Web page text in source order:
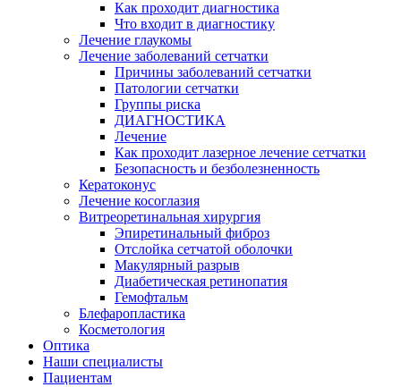
Как проходит диагностика
Что входит в диагностику
Лечение глаукомы
Лечение заболеваний сетчатки
Причины заболеваний сетчатки
Патологии сетчатки
Группы риска
ДИАГНОСТИКА
Лечение
Как проходит лазерное лечение сетчатки
Безопасность и безболезненность
Кератоконус
Лечение косоглазия
Витреоретинальная хирургия
Эпиретинальный фиброз
Отслойка сетчатой оболочки
Макулярный разрыв
Диабетическая ретинопатия
Гемофтальм
Блефаропластика
Косметология
Оптика
Наши специалисты
Пациентам